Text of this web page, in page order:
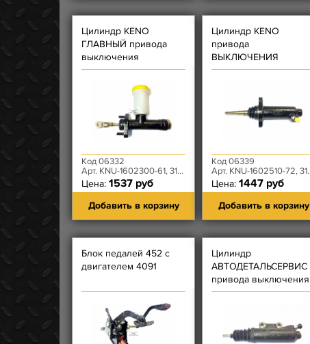
Цилиндр KENO
ГЛАВНЫЙ привода
выключения
СЦЕПЛЕНИЯ Patriot
Код 06332
Арт. KNU-1602300-61, 3163-00-1602300-97
Цена: 1537 руб
Добавить в корзину
Цилиндр KENO
привода
ВЫКЛЮЧЕНИЯ
СЦЕПЛЕНИЯ 31605
Код 06339
Арт. KNU-1602510-72, 3160-50-1602510-98
Цена: 1447 руб
Добавить в корзину
Блок педалей 452 с
двигателем 4091
Цилиндр
АВТОДЕТАЛЬСЕРВИС
привода выключения
сцепления ГАЗЕЛЬ